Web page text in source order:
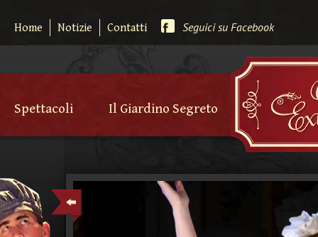
Home Notizie Contatti Seguici su Facebook
Spettacoli Il Giardino Segreto